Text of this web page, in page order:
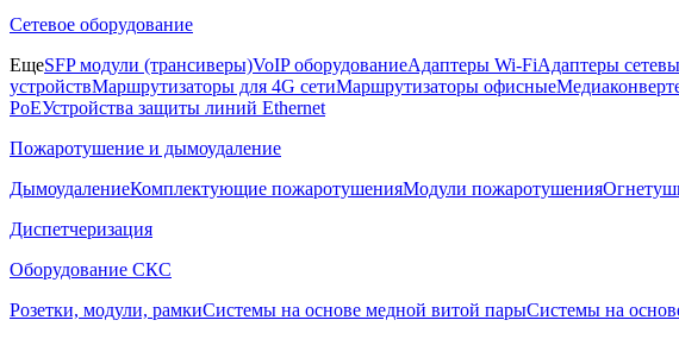
Сетевое оборудование
ЕщеSFP модули (трансиверы)VoIP оборудованиеАдаптеры Wi-FiАдаптеры
устройствМаршрутизаторы для 4G сетиМаршрутизаторы офисные
PoEУстройства защиты линий Ethernet
Пожаротушение и дымоудаление
ДымоудалениеКомплектующие пожаротушенияМодули пожаротушения
Диспетчеризация
Оборудование СКС
Розетки, модули, рамкиСистемы на основе медной витой парыСистемы на